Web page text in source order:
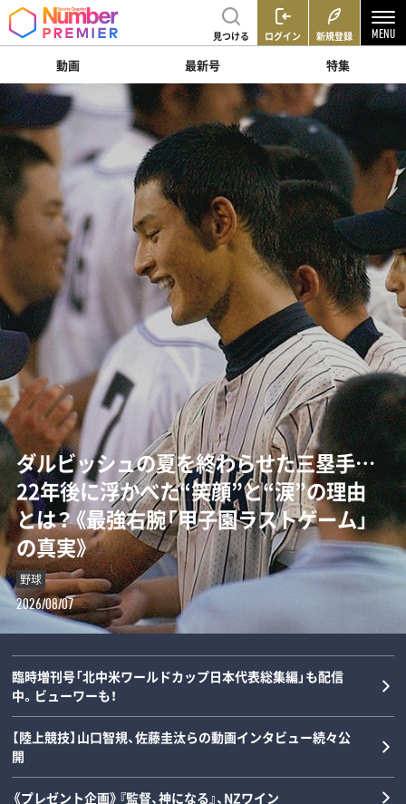
見つける ログイン 新規登録
動画 最新号 特集
ダルビッシュの夏を終わらせた三塁手…
22年後に浮かべた“笑顔”と“涙”の理由
とは？《最強右腕「甲子園ラストゲーム」
の真実》
野球
2026/08/07
「女の子が男装して校内へ!?」荒木大輔と
斎藤佑樹が語る甲子園フィーバーと“あ
の夏の匂い”「早実は横浜と同じタイプで
した」《スペシャル対談》
野球
2026/08/06
【甲子園】横浜高校の“歴代最強エース”は
誰なのか…松坂大輔と渡辺元智が語
る“背番号1”の条件「人間的には丹波し
かない」
野球
2026/08/05
「Qちゃん、マジで何してんの！」高橋尚子
の愛称を生んだ“裸にアルミホイル”と小
出義雄が書いた鬼メニュー「今日は日本
記録が練習…」《浜田雅功の対談連載》
陸上
2026/08/05
臨時増刊号「北中米ワールドカップ日本代表総集編」も配信
中。ビューワーも！
【陸上競技】山口智規、佐藤圭汰らの動画インタビュー続々公
開
《プレゼント企画》『監督、神になる』、NZワイン